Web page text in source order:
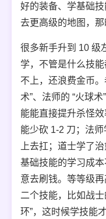
好的装备、学基础
去更高级的地图，那
很多新手升到 10 级
学，不管是什么技
不上，还浪费金币
术”、法师的 “火球
能能直接提升杀怪
能少砍 1-2 刀；法
上去扛；道士学了
基础技能的学习成
意去刷钱。等等级
二个技能，比如战士
环”，这时候学技能